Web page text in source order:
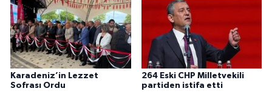
Karadeniz’in Lezzet
Sofrası Ordu
264 Eski CHP Milletvekili
partiden istifa etti